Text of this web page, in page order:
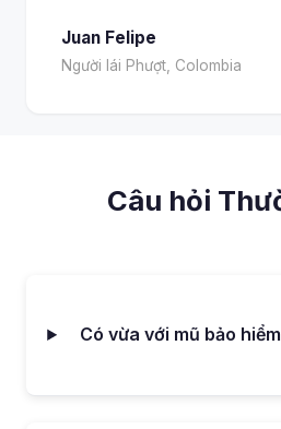
Juan Felipe
Người lái Phượt, Colombia
Câu hỏi
Có vừa với mũ bảo